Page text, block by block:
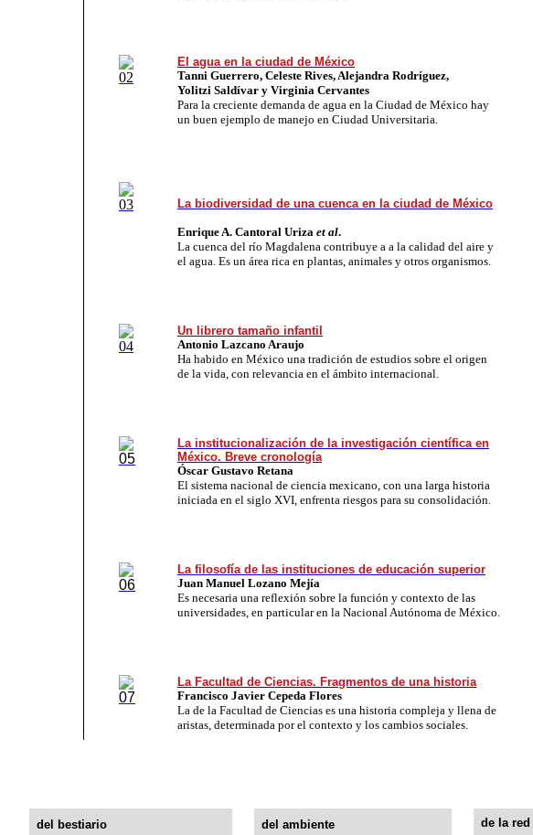
El agua en la ciudad de México
Tanni Guerrero, Celeste Rives, Alejandra Rodríguez,
Yolitzi Saldívar y Virginia Cervantes
Para la creciente ­deman­da de agua en la Ciudad de México hay
un buen ejemplo de manejo en Ciudad Universitaria.
La biodiversidad de una cuenca en la ciudad de México
Enrique A. Cantoral Uriza et al.
La cuenca del río Magdalena contribuye a a la calidad del aire y
el agua. Es un área rica en plantas, ani­ma­­les y otros organismos.
Un librero tamaño infantil
Antonio Lazcano Araujo
Ha habido en México una tradición de ­estudios so­bre el origen
de la vida, con relevancia en el ámbito internacional.
La institucionalización de la investigación científica en
México. Breve cronología
Óscar Gustavo Retana
El sistema na­cio­nal de ciencia mexicano, con una larga historia
iniciada en el siglo XVI, enfrenta riesgos para su consolidación.
La filosofía de las instituciones de educación superior
Juan Manuel Lozano Mejía
Es necesaria una reflexión sobre la función y contexto de las
universidades, en particular en la Nacional Autónoma de México.
La Facultad de Ciencias. Fragmentos de una historia
Francisco Javier Cepeda Flores
La de la Facultad de Ciencias es una historia compleja y llena de
aristas, determinada por el contexto y los cambios sociales.
del bestiario del ambiente de la red